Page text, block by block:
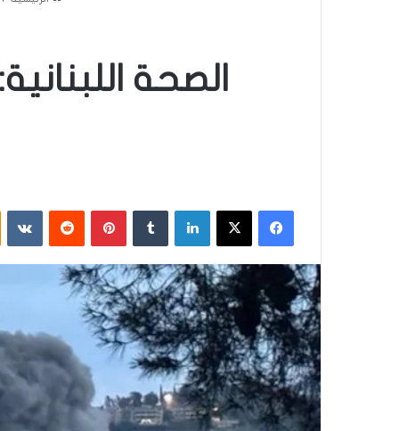
فيسبوك
‫X لينكدإن بينتيريست